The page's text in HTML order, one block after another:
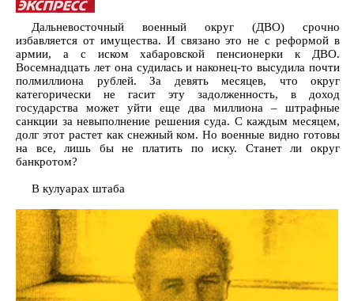
Дальневосточный военный округ (ДВО) срочно
избавляется от имущества. И связано это не с реформой в
армии, а с иском хабаровской пенсионерки к ДВО.
Восемнадцать лет она судилась и наконец-то высудила почти
полмиллиона рублей. За девять месяцев, что округ
категорически не гасит эту задолженность, в доход
государства может уйти еще два миллиона – штрафные
санкции за невыполнение решения суда. С каждым месяцем,
долг этот растет как снежный ком. Но военные видно готовы
на все, лишь бы не платить по иску. Станет ли округ
банкротом?
В кулуарах штаба